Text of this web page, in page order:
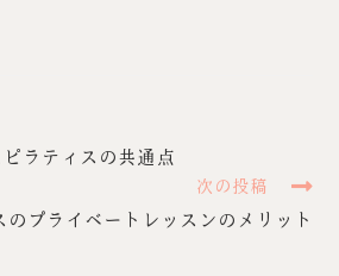
ラティスの共通点
次の投稿
のプライベートレッスンのメリット